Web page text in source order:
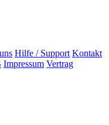
Hilfe / Support Kontakt
Impressum Vertrag